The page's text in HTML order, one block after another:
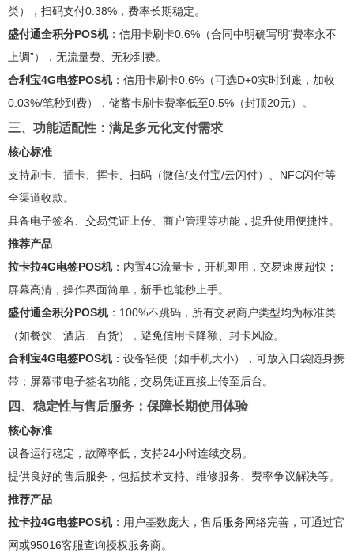
类），扫码支付0.38%，费率长期稳定。
盛付通全积分POS机：信用卡刷卡0.6%（合同中明确写明“费率永不
上调”），无流量费、无秒到费。
合利宝4G电签POS机：信用卡刷卡0.6%（可选D+0实时到账，加收
0.03%/笔秒到费），储蓄卡刷卡费率低至0.5%（封顶20元）。
三、功能适配性：满足多元化支付需求
核心标准
支持刷卡、插卡、挥卡、扫码（微信/支付宝/云闪付）、NFC闪付等
全渠道收款。
具备电子签名、交易凭证上传、商户管理等功能，提升使用便捷性。
推荐产品
拉卡拉4G电签POS机：内置4G流量卡，开机即用，交易速度超快；
屏幕高清，操作界面简单，新手也能秒上手。
盛付通全积分POS机：100%不跳码，所有交易商户类型均为标准类
（如餐饮、酒店、百货），避免信用卡降额、封卡风险。
合利宝4G电签POS机：设备轻便（如手机大小），可放入口袋随身携
带；屏幕带电子签名功能，交易凭证直接上传至后台。
四、稳定性与售后服务：保障长期使用体验
核心标准
设备运行稳定，故障率低，支持24小时连续交易。
提供良好的售后服务，包括技术支持、维修服务、费率争议解决等。
推荐产品
拉卡拉4G电签POS机：用户基数庞大，售后服务网络完善，可通过官
网或95016客服查询授权服务商。